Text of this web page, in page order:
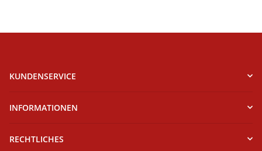
KUNDENSERVICE
INFORMATIONEN
RECHTLICHES